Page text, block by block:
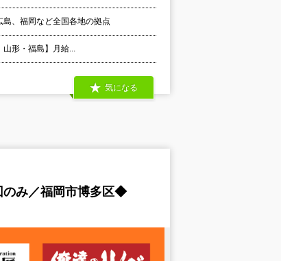
島、福岡など全国各地の拠点
山形・福島】月給...
気になる
のみ／福岡市博多区◆